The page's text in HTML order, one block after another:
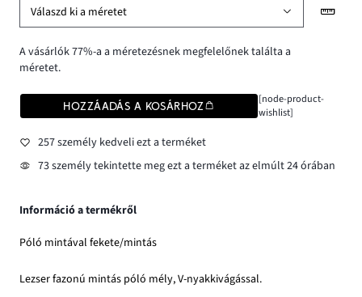
Válaszd ki a méretet
A vásárlók 77%-a a méretezésnek megfelelőnek találta a
méretet.
HOZZÁADÁS A KOSÁRHOZ
[node-product-
wishlist]
257 személy kedveli ezt a terméket
73 személy tekintette meg ezt a terméket az elmúlt 24 órában
Információ a termékről
Póló mintával fekete/mintás
Lezser fazonú mintás póló mély, V-nyakkivágással.